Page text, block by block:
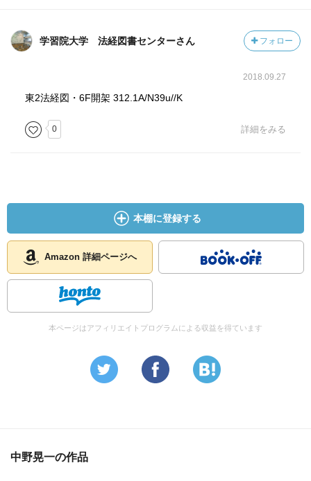
学習院大学 法経図書センターさん フォロー
2018.09.27
東2法経図・6F開架 312.1A/N39u//K
0 詳細をみる
本棚に登録する
Amazon 詳細ページへ
本ページはアフィリエイトプログラムによる収益を得ています
中野晃一の作品